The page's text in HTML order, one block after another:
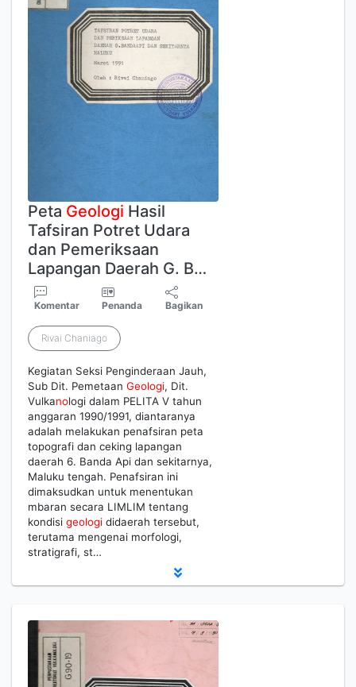
Peta Geologi Hasil
Tafsiran Potret Udara
dan Pemeriksaan
Lapangan Daerah G. B…
Komentar Penanda Bagikan
Rivai Chaniago
Kegiatan Seksi Penginderaan Jauh,
Sub Dit. Pemetaan Geologi, Dit.
Vulkanologi dalam PELITA V tahun
anggaran 1990/1991, diantaranya
adalah melakukan penafsiran peta
topografi dan ceking lapangan
daerah 6. Banda Api dan sekitarnya,
Maluku tengah. Penafsiran ini
dimaksudkan untuk menentukan
mbaran secara LIMLIM tentang
kondisi geologi didaerah tersebut,
terutama mengenai morfologi,
stratigrafi, st…